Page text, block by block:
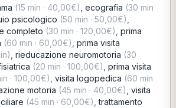
(15 min · 40,00€) ecografia (30 min
psicologico (50 min · 50,00€)
completo (30 min · 120,00€) prima
(60 min · 60,00€) prima visita
rieducazione neuromotoria (30
(20 min · 100,00€) prima visita
· 100,00€) visita logopedica (60 min
motoria (45 min · 40,00€) visita
(45 min · 60,00€) ,trattamento